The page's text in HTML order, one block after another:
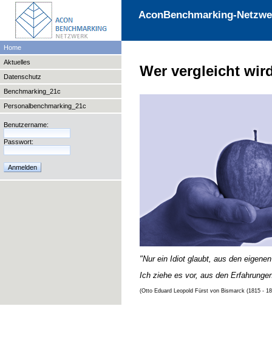
AconBenchmarking-
Home
Aktuelles
Datenschutz
Benchmarking_21c
Personalbenchmarking_21c
Benutzername:
Passwort:
Wer vergleicht
"Nur ein Idiot glaubt, aus den
Ich ziehe es vor, aus den
(Otto Eduard Leopold Fürst von Bismarck (1815 -